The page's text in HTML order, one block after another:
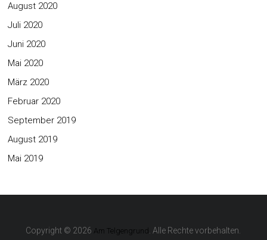
August 2020
Juli 2020
Juni 2020
Mai 2020
März 2020
Februar 2020
September 2019
August 2019
Mai 2019
Copyright © 2026 Am Telgengrund
. Alle Rechte vorbehalten.